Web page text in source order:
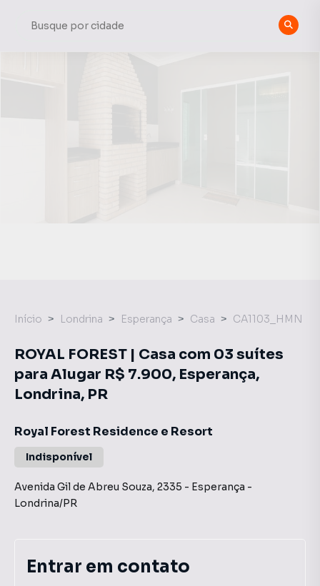
Início Londrina Esperança Casa CA1103_HMN
ROYAL FOREST | Casa com 03 suítes
para Alugar R$ 7.900, Esperança,
Londrina, PR
Royal Forest Residence e Resort
Indisponível
Avenida Gil de Abreu Souza, 2335 - Esperança -
Londrina/PR
Entrar em contato